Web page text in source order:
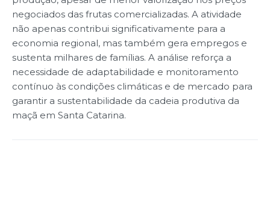
negociados das frutas comercializadas. A atividade
não apenas contribui significativamente para a
economia regional, mas também gera empregos e
sustenta milhares de famílias. A análise reforça a
necessidade de adaptabilidade e monitoramento
contínuo às condições climáticas e de mercado para
garantir a sustentabilidade da cadeia produtiva da
maçã em Santa Catarina.